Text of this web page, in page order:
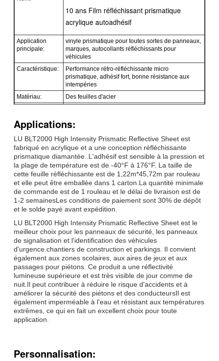
10 ans Film réfléchissant prismatique
acrylique autoadhésif
Application
principale:
vinyle prismatique pour toutes sortes de panneaux,
marques, autocollants réfléchissants pour
véhicules
Caractéristique:
Performance rétro-réfléchissante micro
prismatique, adhésif fort, bonne résistance aux
intempéries
Matériau:
Des feuilles d'acier
Couleur:
Blanc, jaune, rouge, vert, bleu, orange, vert
fluorescent
Emballage:
1 rouleau emballé dans 1 carton
échantillon:
échantillon gratuit pendant le chargement
Livraison
7 jours, selon la quantité de commande
Applications:
LU BLT2000 High Intensity Prismatic Reflective Sheet est
fabriqué en acrylique et a une conception réfléchissante
prismatique diamantée..L'adhésif est sensible à la pression et
la plage de température est de -40°F à 176°F. La taille de
cette feuille réfléchissante est de 1,22m*45,72m par rouleau
et elle peut être emballée dans 1 carton.La quantité minimale
de commande est de 1 rouleau et le délai de livraison est de
1-2 semainesLes conditions de paiement sont 30% de dépôt
et le solde payé avant expédition.
LU BLT2000 High Intensity Prismatic Reflective Sheet est le
meilleur choix pour les panneaux de sécurité, les panneaux
de signalisation et l'identification des véhicules
d'urgence.chantiers de construction et parkings. Il convient
également aux zones scolaires, aux aires de jeux et aux
passages pour piétons. Ce produit a une réflectivité
lumineuse supérieure et est très visible de jour comme de
nuit.Il peut contribuer à réduire le risque d'accidents et à
améliorer la sécurité des piétons et des conducteursIl est
également imperméable à l'eau et résistant aux températures
extrêmes, ce qui en fait un excellent choix pour toute
application.
Personnalisation: